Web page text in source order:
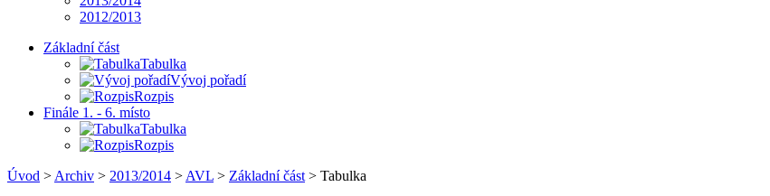
2012/2013
Základní část
Tabulka
Vývoj pořadí
Rozpis
Finále 1. - 6. místo
Tabulka
Rozpis
Úvod > Archiv > 2013/2014 > AVL > Základní část > Tabulka